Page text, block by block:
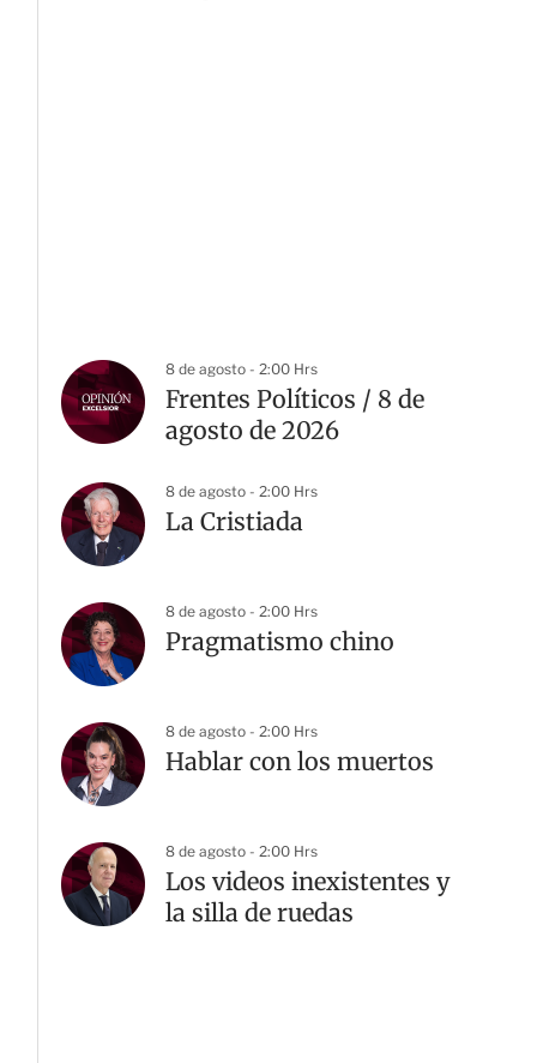
8 de agosto - 2:00 Hrs
Frentes Políticos / 8 de
agosto de 2026
8 de agosto - 2:00 Hrs
La Cristiada
8 de agosto - 2:00 Hrs
Pragmatismo chino
8 de agosto - 2:00 Hrs
Hablar con los muertos
8 de agosto - 2:00 Hrs
Los videos inexistentes y
la silla de ruedas